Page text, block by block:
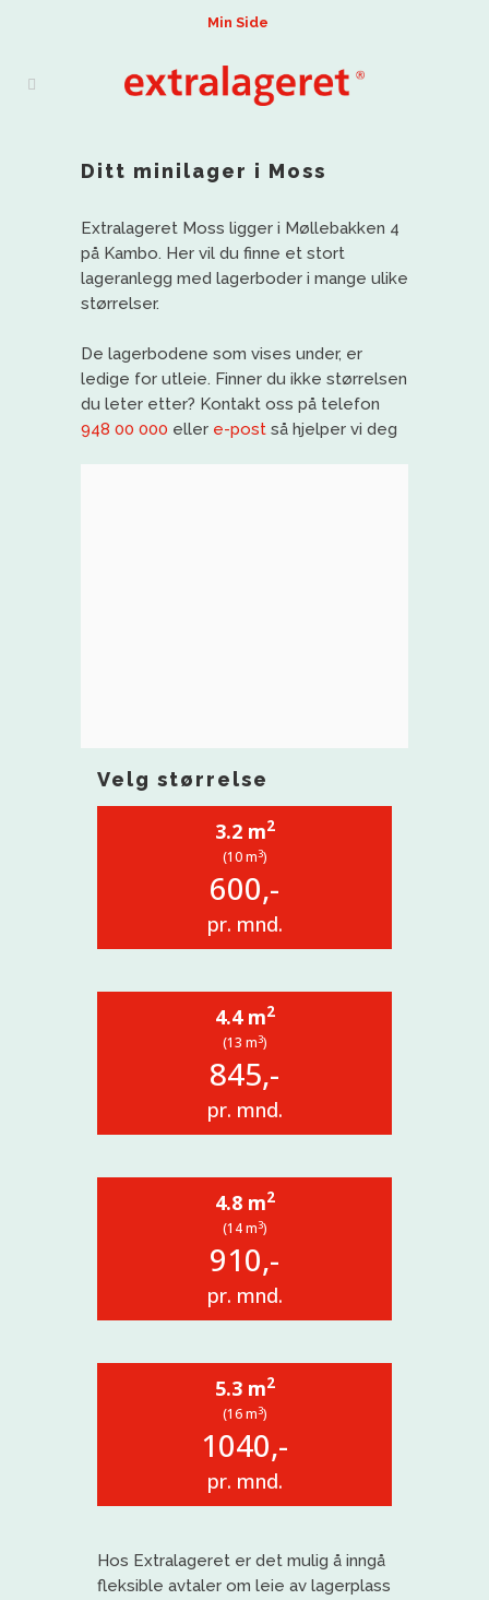
Min Side
Ditt minilager i Moss
Extralageret Moss ligger i Møllebakken 4
på Kambo. Her vil du finne et stort
lageranlegg med lagerboder i mange ulike
størrelser.
De lagerbodene som vises under, er
ledige for utleie. Finner du ikke størrelsen
du leter etter? Kontakt oss på telefon
948 00 000 eller e-post så hjelper vi deg
Velg størrelse
3.2 m2
(10 m3)
600,-
pr. mnd.
4.4 m2
(13 m3)
845,-
pr. mnd.
4.8 m2
(14 m3)
910,-
pr. mnd.
5.3 m2
(16 m3)
1040,-
pr. mnd.
Hos Extralageret er det mulig å inngå
fleksible avtaler om leie av lagerplass